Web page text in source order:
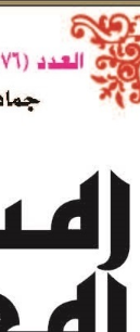
د
ا
إ
ل
ك
ا